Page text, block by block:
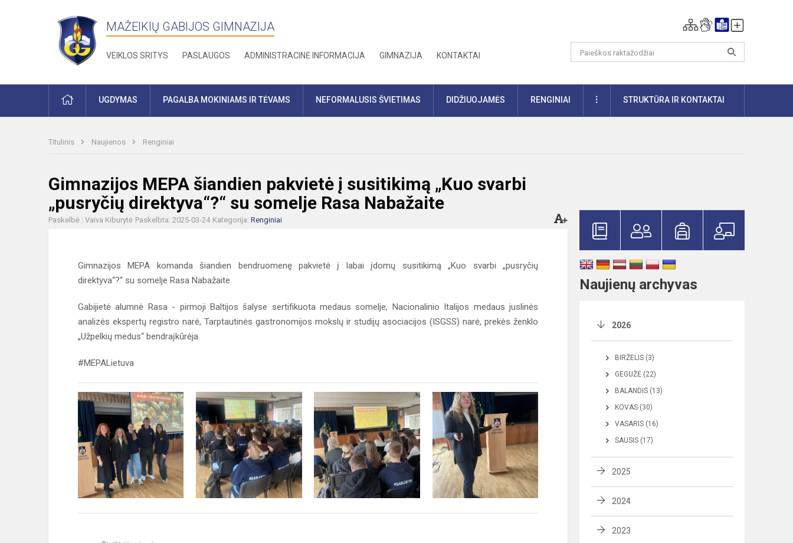
MAŽEIKIŲ GABIJOS GIMNAZIJA
VEIKLOS SRITYS PASLAUGOS ADMINISTRACINĖ INFORMACIJA GIMNAZIJA KONTAKTAI
PRADŽIAUGDYMAS PAGALBA MOKINIAMS IR TĖVAMS NEFORMALUSIS ŠVIETIMAS DIDŽIUOJAMĖS RENGINIAI DAUGIAUSTRUKTŪRA IR KONTAKTAI
Titulinis Naujienos Renginiai
Gimnazijos MEPA šiandien pakvietė į susitikimą „Kuo svarbi
„pusryčių direktyva“?“ su somelje Rasa Nabažaite
Paskelbė : Vaiva Kiburytė Paskelbta: 2025-03-24 Kategorija: Renginiai
Gimnazijos MEPA komanda šiandien bendruomenę pakvietė į labai įdomų susitikimą „Kuo svarbi „pusryčių
direktyva“?“ su somelje Rasa Nabažaite.
Gabijietė alumnė Rasa - pirmoji Baltijos šalyse sertifikuota medaus somelje, Nacionalinio Italijos medaus juslinės
analizės ekspertų registro narė, Tarptautinės gastronomijos mokslų ir studijų asociacijos (ISGSS) narė, prekės ženklo
„Užpelkių medus“ bendraįkūrėja.
#MEPALietuva
Naujienų archyvas
2026
BIRŽELIS (3)
GEGUŽĖ (22)
BALANDIS (13)
KOVAS (30)
VASARIS (16)
SAUSIS (17)
2025
2024
2023